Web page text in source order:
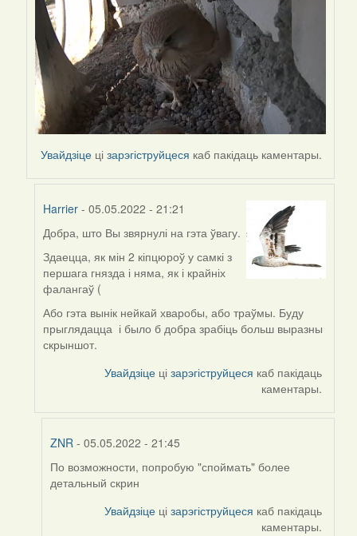
Увайдзіце цізарэгіструйцеся каб пакідаць каментары.
Harrier- 05.05.2022 - 21:21
In
reply
to
by
Добра, што Вы звярнулі на гэта ўвагу.
Здаецца, як мін 2 кіпцюроў у самкі з
першага гнязда і няма, як і крайніх
фалангаў (
Або гэта вынік нейкай хваробы, або траўмы. Буду
прыглядацца і было б добра зрабіць больш выразны
скрыншот.
Увайдзіце цізарэгіструйцеся каб пакідаць
каментары.
ZNR - 05.05.2022 - 21:45
In
reply
По возможности, попробую "споймать" более
детальный скрин
Увайдзіце цізарэгіструйцеся каб пакідаць
каментары.